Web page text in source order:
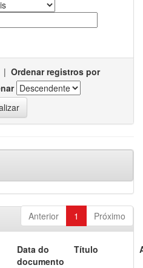
| Ordenar registros por
Anterior 1 Próximo
Data do
documento
Título